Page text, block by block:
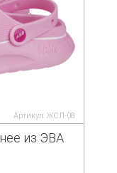
Артикул: ЖСЛ-08
из ЭВА